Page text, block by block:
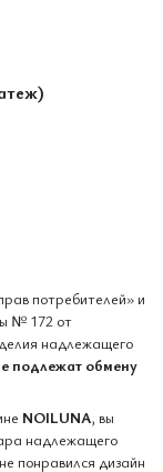
потребителей» и
№ 172 от
надлежащего
подлежат обмену
NOILUNA, вы
надлежащего
понравился дизайн